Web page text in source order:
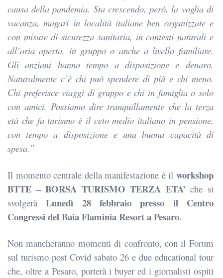
causa della pandemia. Sta crescendo, però, la voglia di
vacanza, magari in località italiane ben organizzate e
con misure di sicurezza sanitaria, in contesti naturali e
all’aria aperta, in gruppo o anche a livello familiare.
Gli anziani hanno tempo a disposizione e denaro.
Naturalmente c’è chi può spendere di più e chi meno.
Chi preferisce viaggi di gruppo e chi in famiglia o solo
con amici. Possiamo dire tranquillamente che la terza
età che fa turismo è il ceto medio italiano in pensione,
con tempo a disposizione e una buona capacità di
spesa.”
Il momento centrale della manifestazione è il workshop
BTTE – BORSA TURISMO TERZA ETA’ che si
svolgeràLunedì 28 febbraio presso il Centro
Congressi del Baia Flaminia Resort a Pesaro.
Non mancheranno momenti di confronto, con il Forum
sul turismo post Covid sabato 26 e due educational tour
che, oltre a Pesaro, porterà i buyer ed i giornalisti ospiti